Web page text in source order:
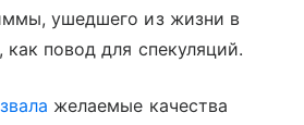
ушедшего из жизни в
повод для спекуляций.
желаемые качества